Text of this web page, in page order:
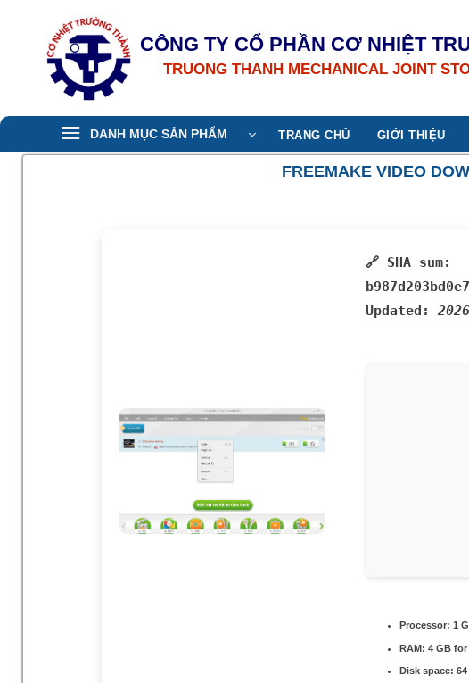
CÔNG TY CỔ PHẦN CƠ NHIỆT
TRUONG THANH MECHANICAL JOINT
DANH MỤC SẢN PHẨM TRANG CHỦ GIỚI THIỆU
FREEMAKE VIDEO
🔗 SHA sum:
Updated:
Processor: 1
RAM: 4 GB
Disk space: